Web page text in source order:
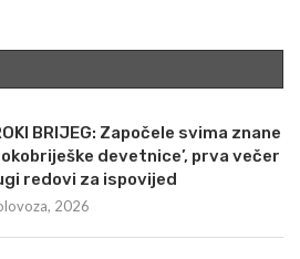
BRIJEG: Započele svima znane
devetnice’, prva večer
redovi za ispovijed
2026